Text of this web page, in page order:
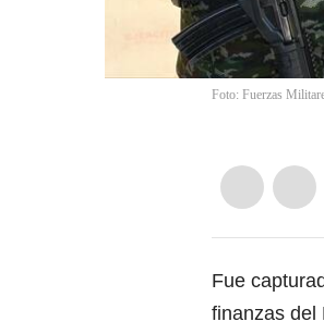
Foto: Fuerzas
Fue
finanzas del